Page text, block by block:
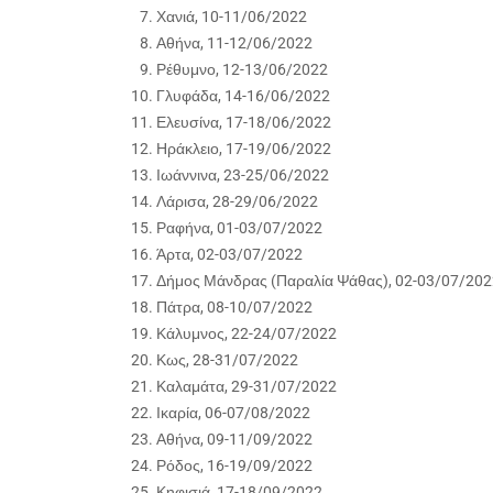
Χανιά, 10-11/06/2022
Αθήνα, 11-12/06/2022
Ρέθυμνο, 12-13/06/2022
Γλυφάδα, 14-16/06/2022
Ελευσίνα, 17-18/06/2022
Ηράκλειο, 17-19/06/2022
Ιωάννινα, 23-25/06/2022
Λάρισα, 28-29/06/2022
Ραφήνα, 01-03/07/2022
Άρτα, 02-03/07/2022
Δήμος Μάνδρας (Παραλία Ψάθας), 02-03/07/
Πάτρα, 08-10/07/2022
Κάλυμνος, 22-24/07/2022
Κως, 28-31/07/2022
Καλαμάτα, 29-31/07/2022
Ικαρία, 06-07/08/2022
Αθήνα, 09-11/09/2022
Ρόδος, 16-19/09/2022